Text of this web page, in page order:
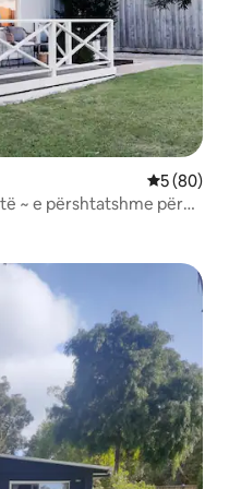
Vlerësimi
5 (80)
~ e përshtatshme për